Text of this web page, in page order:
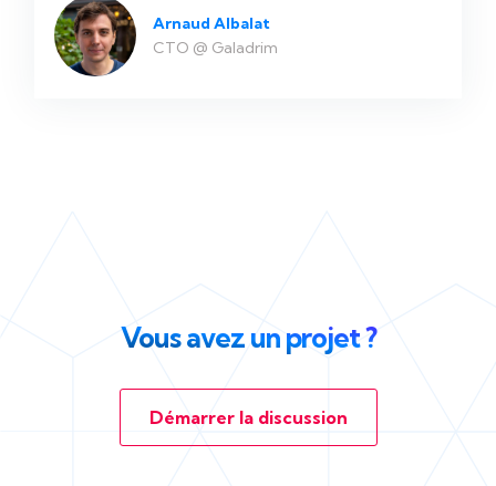
Arnaud Albalat
CTO @ Galadrim
Vous avez un projet ?
Démarrer la discussion